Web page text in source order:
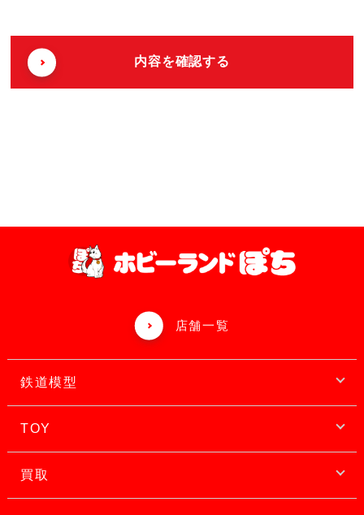
店舗一覧
鉄道模型
TOY
買取